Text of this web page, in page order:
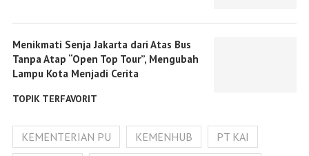
Menikmati Senja Jakarta dari Atas Bus
Tanpa Atap “Open Top Tour”, Mengubah
Lampu Kota Menjadi Cerita
TOPIK TERFAVORIT
KEMENTERIAN PU KEMENHUB
PT KAI